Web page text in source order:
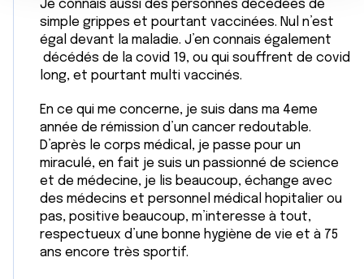
notre site avec nos partenaires de médias sociaux, de
publicité et d'analyse, qui peuvent combiner celles-ci
avec d'autres informations que vous leur avez fournies
ou qu'ils ont collectées lors de votre utilisation de leurs
Je connais aussi des personnes décédées de
simple grippes et pourtant vaccinées. Nul n’est
égal devant la maladie. J’en connais également
décédés de la covid 19, ou qui souffrent de covid
long, et pourtant multi vaccinés.
En ce qui me concerne, je suis dans ma 4eme
année de rémission d’un cancer redoutable.
D’après le corps médical, je passe pour un
miraculé, en fait je suis un passionné de science
et de médecine, je lis beaucoup, échange avec
des médecins et personnel médical hopitalier ou
pas, positive beaucoup, m’interesse à tout,
respectueux d’une bonne hygiène de vie et à 75
ans encore très sportif.